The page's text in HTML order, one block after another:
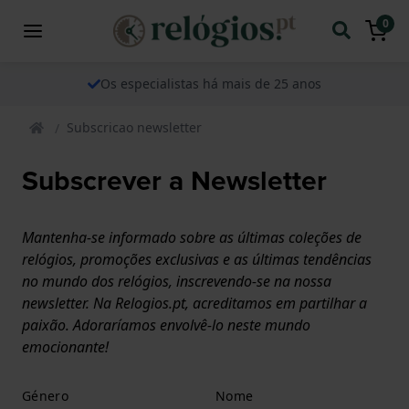
0
Os especialistas há mais de 25 anos
Subscricao newsletter
Subscrever a Newsletter
Mantenha-se informado sobre as últimas coleções de
relógios, promoções exclusivas e as últimas tendências
no mundo dos relógios, inscrevendo-se na nossa
newsletter. Na Relogios.pt, acreditamos em partilhar a
paixão. Adoraríamos envolvê-lo neste mundo
emocionante!
Género Nome